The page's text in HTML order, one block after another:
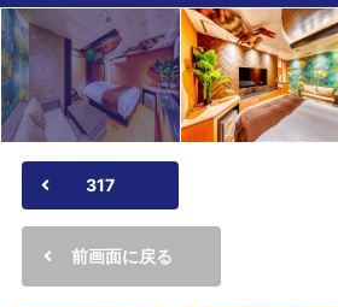
317
前画面に戻る